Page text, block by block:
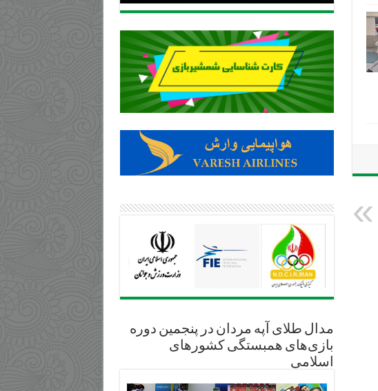
مدال طلای آپه مردان در پنجمین دوره
بازی‌های همبستگی کشورهای
اسلامی